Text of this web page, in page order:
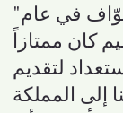
"لقد أدَّيت الحج مع وكالة توّاف في عام
كان ممتازاً
لتقديم
المملكة